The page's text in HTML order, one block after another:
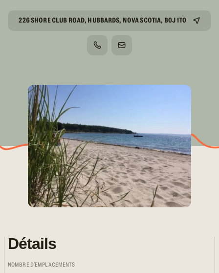
226 SHORE CLUB ROAD, HUBBARDS, NOVA SCOTIA, B0J 1T0
TÉLÉPHONECOURRIEL
Détails
NOMBRE D'EMPLACEMENTS